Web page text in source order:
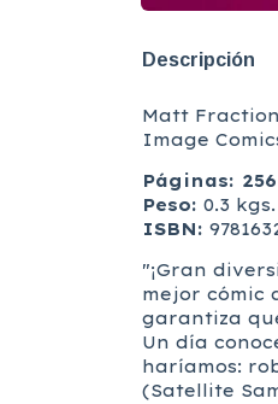
Descripción
Matt Fraction
Image
Páginas: 256
Peso: 0.3 kgs.
ISBN:
"¡Gran
mejor cómic
garantiza
Un día
haríamos:
(Satellite